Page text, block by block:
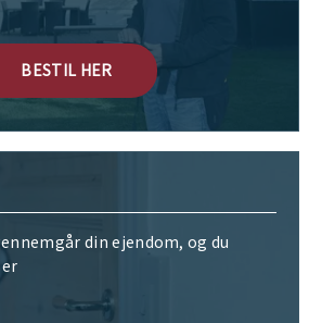
BESTIL HER
din ejendom, og du